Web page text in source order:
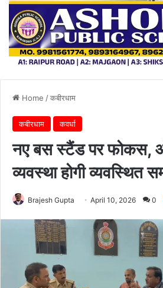
Home /कबीरधाम
कबीरधाम कवर्धा
नए बस स्टैंड पर फोकस,
व्यवस्था होगी व्यवस्थित
Brajesh Gupta April 10, 2026 0